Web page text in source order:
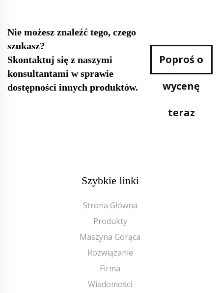
Nie możesz znaleźć tego, czego
szukasz?
Skontaktuj się z naszymi
konsultantami w sprawie
dostępności innych produktów.
Poproś o
wycenę
teraz
Szybkie linki
Strona Główna
Produkty
Maszyna Gorąca
Rozwiązanie
Firma
Wiadomości